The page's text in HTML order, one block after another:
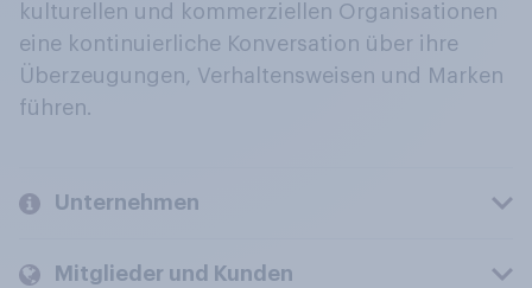
kulturellen und kommerziellen Organisationen
eine kontinuierliche Konversation über ihre
Überzeugungen, Verhaltensweisen und Marken
führen.
Unternehmen
Mitglieder und Kunden